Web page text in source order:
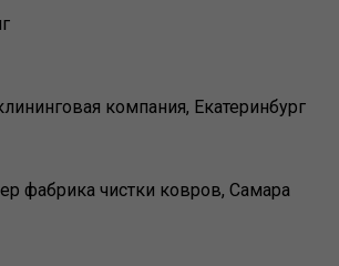
компания, Екатеринбург
фабрика чистки ковров, Самара